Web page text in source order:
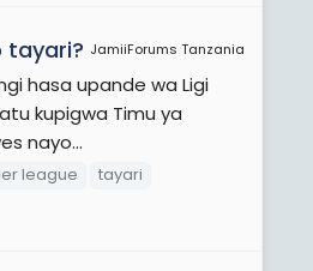
JamiiForums Tanzania
tayari?
hasa upande wa Ligi
kupigwa Timu ya
nayo...
league
tayari